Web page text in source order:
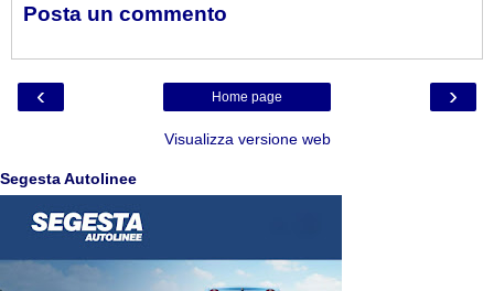
Posta un commento
‹ ›
Home page
Visualizza versione web
Segesta Autolinee